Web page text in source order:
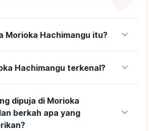
Morioka Hachimangu itu? keyboard_arrow_down
Hachimangu terkenal? keyboard_arrow_down
dipuja di Morioka
berkah apa yang
keyboard_arrow_down